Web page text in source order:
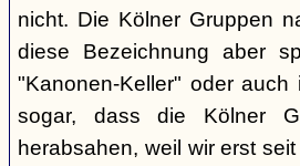
nicht. Die Kölner Gruppen
diese Bezeichnung aber
"Kanonen-Keller" oder auch
sogar, dass die Kölner
herabsahen, weil wir erst